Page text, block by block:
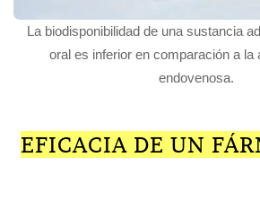
La biodisponibilidad de una sustancia
oral es inferior en comparación a la
endovenosa.
EFICACIA DE UN